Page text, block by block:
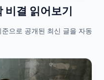
비결 읽어보기
으로 공개된 최신 글을 자동